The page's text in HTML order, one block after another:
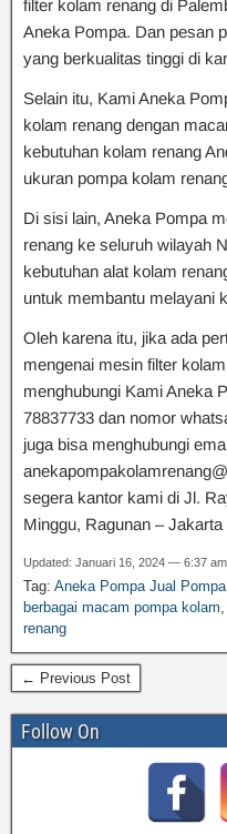
filter kolam renang di
Aneka Pompa. Dan pesan
yang berkualitas tinggi di
Selain itu, Kami Aneka
kolam renang dengan
kebutuhan kolam renang
ukuran pompa kolam
Di sisi lain, Aneka Pompa
renang ke seluruh wilayah
kebutuhan alat kolam
untuk membantu melayani
Oleh karena itu, jika ada
mengenai mesin filter
menghubungi Kami Aneka
78837733 dan nomor
juga bisa menghubungi
segera kantor kami di Jl.
Minggu, Ragunan – Jakarta
Updated: Januari 16, 2024 — 6:37 am
Tag: Aneka Pompa Jual
berbagai macam pompa kolam,
renang
← Previous Post
Follow On